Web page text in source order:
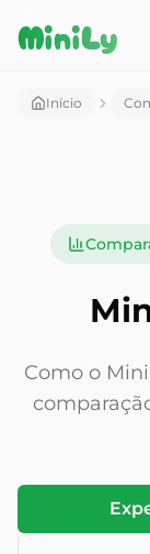
MiniLy
Início
Como o